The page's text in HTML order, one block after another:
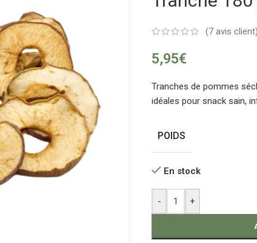
(7 avis client)
5,95€
Tranches de pommes
idéales pour snack sain,
POIDS
En stock
- +